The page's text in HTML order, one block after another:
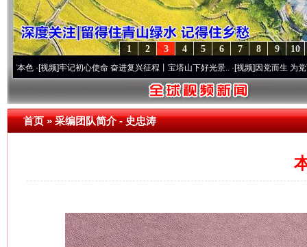
10
9
8
7
6
5
4
3
2
1
牢记初心使命 奋进复兴征程丨宝塔山下好光景..·[视频]因党而生 为党而战——百年“
首页»采编团队简介- 史忠涛